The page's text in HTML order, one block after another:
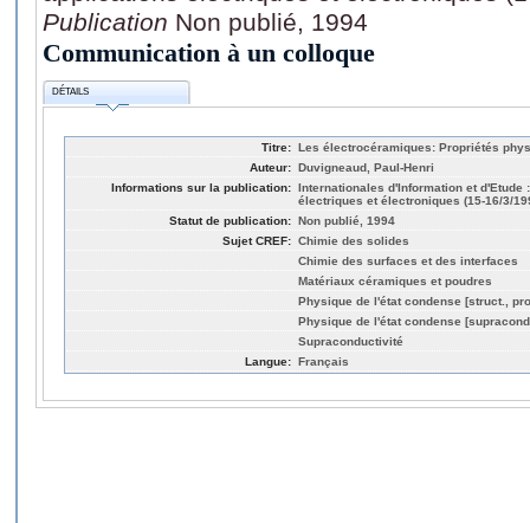
Publication Non publié, 1994
Communication à un colloque
DÉTAILS
Titre: Les électrocéramiques: Propriétés
Auteur: Duvigneaud, Paul-Henri
Informations sur la publication: Internationales d'Information et d'Etude
électriques et électroniques (15-16/3/
Statut de publication: Non publié, 1994
Sujet CREF: Chimie des solides
Chimie des surfaces et des interfaces
Matériaux céramiques et poudres
Physique de l'état condense [struct.,
Physique de l'état condense
Supraconductivité
Langue: Français